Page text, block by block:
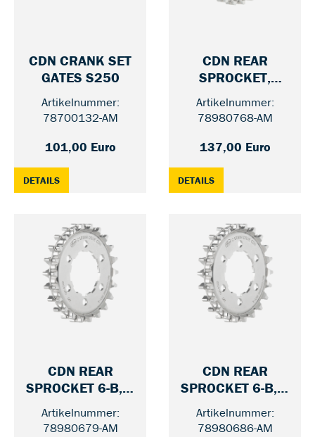
CDN CRANK SET
GATES S250— 46 / 170 MM
Artikelnummer:
78700132-AM
101,00 Euro
DETAILS: CDN CRANK SET GATES S250 — 46 / 170 MM
CDN REAR
SPROCKET,
FREEWHEEL
Artikelnummer:
78980768-AM
137,00 Euro
DETAILS: CDN REAR
CDN REAR
SPROCKET 6-B, 9
SPLINE HUB
Artikelnummer:
78980679-AM
CDN REAR
SPROCKET 6-B, 9
SPLINE HUB
Artikelnummer:
78980686-AM